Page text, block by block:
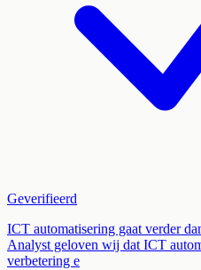
Geverifieerd
ICT automatisering gaat verder
Analyst geloven wij dat ICT
verbetering e